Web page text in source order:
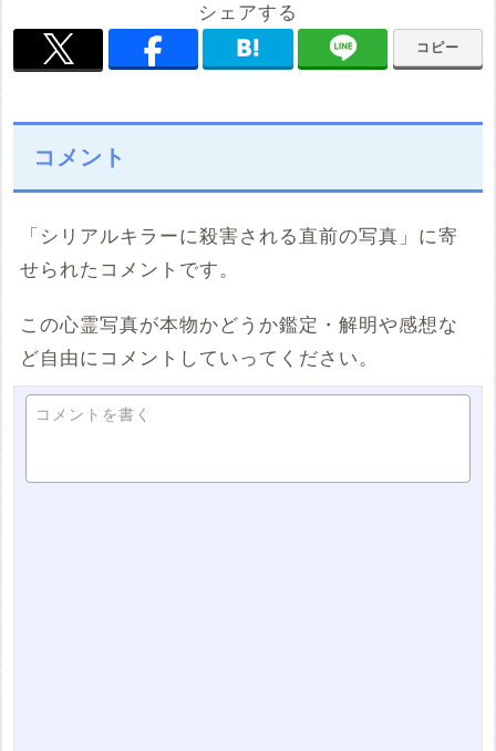
シェアする
コピー
コメント
「シリアルキラーに殺害される直前の写真」に寄
せられたコメントです。
この心霊写真が本物かどうか鑑定・解明や感想な
ど自由にコメントしていってください。
コメントを書く